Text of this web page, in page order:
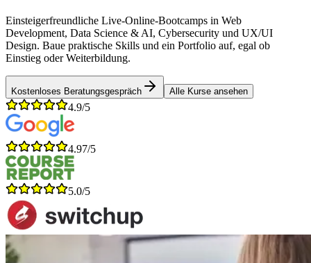
Einsteigerfreundliche Live-Online-Bootcamps in Web
Development, Data Science & AI, Cybersecurity und UX/UI
Design. Baue praktische Skills und ein Portfolio auf, egal ob
Einstieg oder Weiterbildung.
Kostenloses Beratungsgespräch Alle Kurse ansehen
4.9/5
4.97/5
5.0/5